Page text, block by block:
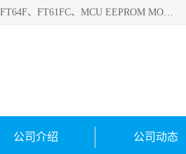
深圳悟芯电子科技有限公司目前主营的电子元器件型号FT32F、FT60F、FT61F、FT62F、FT64F、FT61FC、MCU EEPROM MOS LDO 稳压管 触摸IC DC-DC AC-DC 协议IC等，广泛应用于LED射灯、LED日光灯、等诸多领域。
公司介绍 公司动态